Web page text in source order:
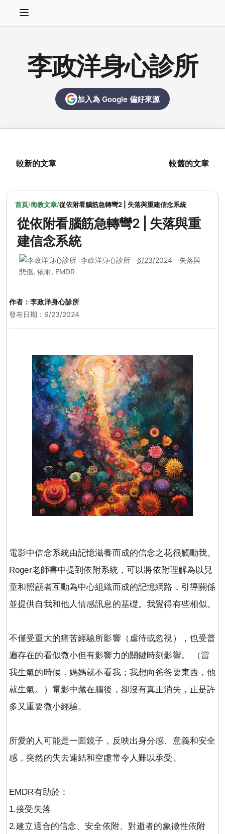
李政洋身心診所
加入為 Google 偏好來源
較新的文章 較舊的文章
首頁/衛教文章/從依附看腦筋急轉彎2 | 失落與重建信念系統
從依附看腦筋急轉彎2 | 失落與重
建信念系統
李政洋身心診所 6/23/2024
失落與
悲傷, 依附, EMDR
作者： 李政洋身心診所
發布日期：6/23/2024
電影中信念系統由記憶滋養而成的信念之花很觸動我。
Roger老師書中提到依附系統，可以將依附理解為以兒
童和照顧者互動為中心組織而成的記憶網路，引導關係
並提供自我和他人情感訊息的基礎。我覺得有些相似。
不僅受重大的痛苦經驗所影響（虐待或忽視），也受普
遍存在的看似微小但有影響力的關鍵時刻影響。 （當
我生氣的時候，媽媽就不看我；我想向爸爸要東西，他
就生氣。）電影中藏在腦後，卻沒有真正消失，正是許
多又重要微小經驗。
所愛的人可能是一面鏡子，反映出身分感、意義和安全
感，突然的失去連結和空虛常令人難以承受。
EMDR有助於：
1.接受失落
2.建立適合的信念、安全依附、對逝者的象徵性依附